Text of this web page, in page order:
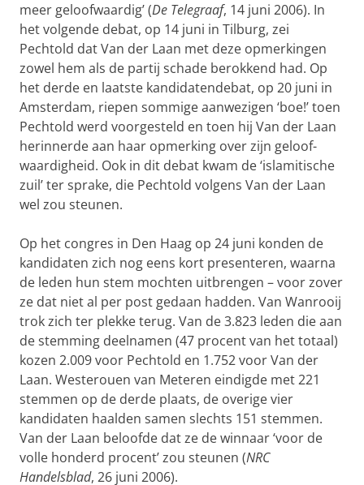
meer geloofwaardig’ (De Telegraaf, 14 juni 2006). In
het volgende debat, op 14 juni in Tilburg, zei
Pechtold dat Van der Laan met deze opmerkingen
zowel hem als de partij schade berokkend had. Op
het derde en laatste kandidatendebat, op 20 juni in
Amsterdam, rie­pen sommige aanwezigen ‘boe!’ toen
Pechtold werd voorgesteld en toen hij Van der Laan
herinnerde aan haar opmerking over zijn geloof­
waardigheid. Ook in dit debat kwam de ‘islamitische
zuil’ ter sprake, die Pechtold volgens Van der Laan
wel zou steunen.
Op het congres in Den Haag op 24 juni konden de
kandidaten zich nog eens kort presenteren, waarna
de leden hun stem mochten uitbrengen – voor zover
ze dat niet al per post gedaan hadden. Van Wanrooij
trok zich ter plekke terug. Van de 3.823 leden die aan
de stemming deelna­men (47 procent van het totaal)
kozen 2.009 voor Pechtold en 1.752 voor Van der
Laan. Westerouen van Meteren eindigde met 221
stem­men op de derde plaats, de overige vier
kandidaten haalden samen slechts 151 stemmen.
Van der Laan beloofde dat ze de winnaar ‘voor de
volle honderd procent’ zou steunen (NRC
Handelsblad, 26 juni 2006).